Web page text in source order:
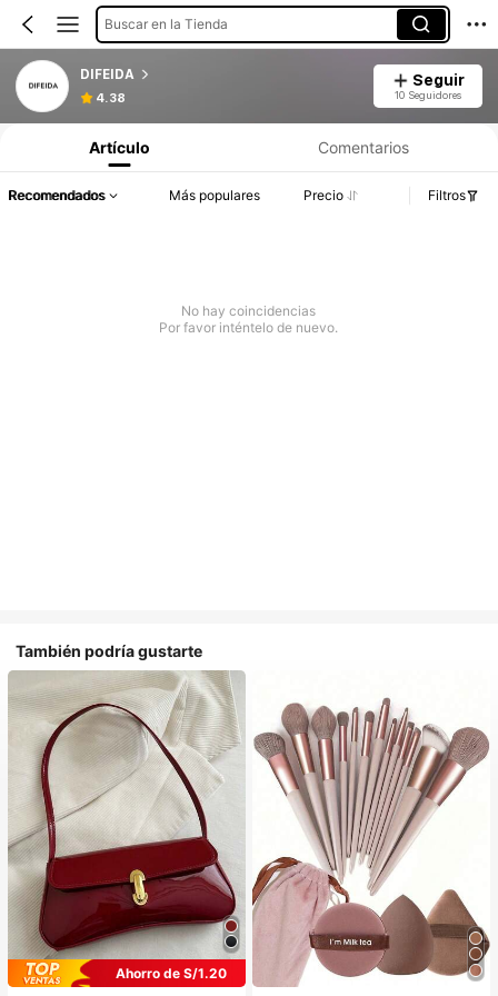
Buscar en la Tienda
DIFEIDA
4.38
Seguir
10 Seguidores
Artículo Comentarios
Recomendados Más populares Precio Filtros
No hay coincidencias
Por favor inténtelo de nuevo.
También podría gustarte
Ahorro de S/1.20